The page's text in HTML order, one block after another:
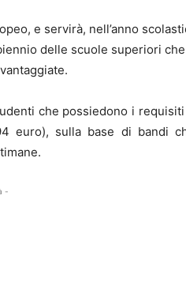
e servirà, nell’anno
delle scuole superiori che
che possiedono i
euro), sulla base di bandi
-